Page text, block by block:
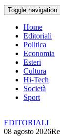
Toggle navigation
Home
Editoriali
Politica
Economia
Esteri
Cultura
Hi-Tech
Società
Sport
EDITORIALI
08 agosto 2026